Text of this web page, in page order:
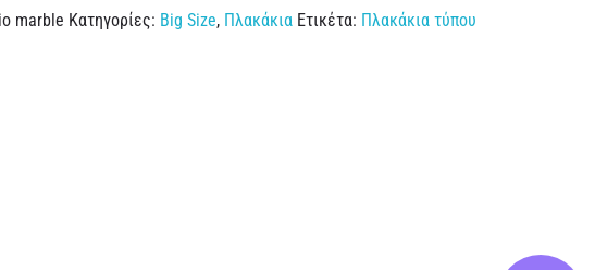
marble Κατηγορίες: Big Size, Πλακάκια Ετικέτα: Πλακάκια τύπου